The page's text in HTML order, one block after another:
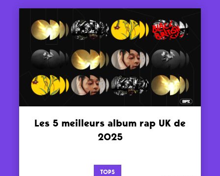
Les 5 meilleurs album rap UK de
2025
TOPS